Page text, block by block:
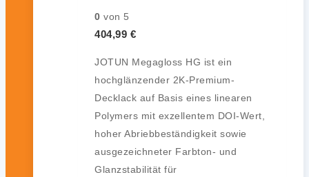
0 von 5
404,99 €
JOTUN Megagloss HG ist ein
hochglänzender 2K-Premium-
Decklack auf Basis eines linearen
Polymers mit exzellentem DOI-Wert,
hoher Abriebbeständigkeit sowie
ausgezeichneter Farbton- und
Glanzstabilität für